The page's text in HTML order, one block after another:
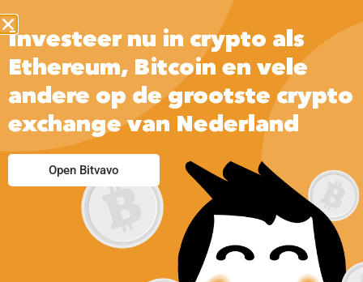
Investeer nu in crypto als
Ethereum, Bitcoin en vele
andere op de grootste crypto
exchange van Nederland
Open Bitvavo